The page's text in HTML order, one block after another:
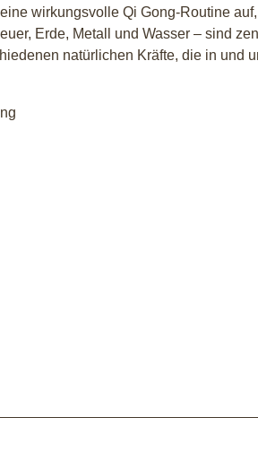
wirkungsvolle Qi Gong-Routine
Erde, Metall und Wasser – sind
natürlichen Kräfte, die in und